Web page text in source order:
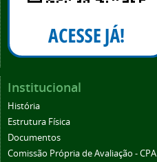
Institucional
História
Estrutura Física
Documentos
Comissão Própria de Avaliação - CPA